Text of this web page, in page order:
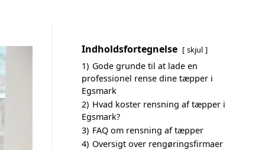
Indholdsfortegnelse skjul
1) Gode grunde til at lade en
professionel rense dine tæpper i
Egsmark
2) Hvad koster rensning af tæpper i
Egsmark?
3) FAQ om rensning af tæpper
4) Oversigt over rengøringsfirmaer